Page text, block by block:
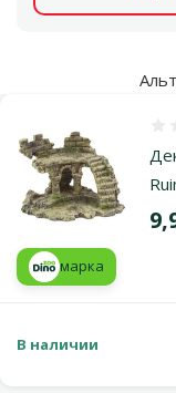
марка
В наличии